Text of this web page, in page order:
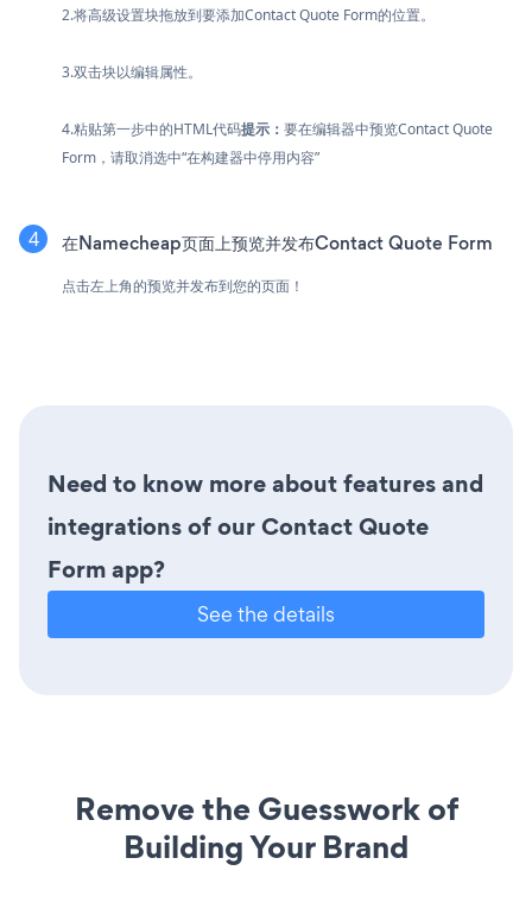
2.将高级设置块拖放到要添加Contact Quote Form的位置。
3.双击块以编辑属性。
4.粘贴第一步中的HTML代码提示： 要在编辑器中预览Contact Quote
Form，请取消选中“在构建器中停用内容”
在Namecheap页面上预览并发布Contact Quote Form
点击左上角的预览并发布到您的页面！
Need to know more about features and
integrations of our Contact Quote
Form app?
See the details
Remove the Guesswork of
Building Your Brand